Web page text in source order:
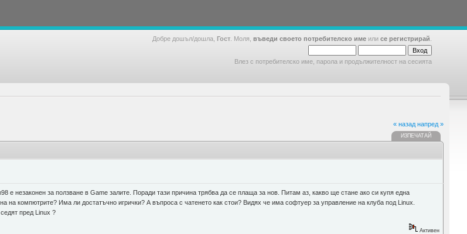
Добре дошъл/дошла, Гост . Моля, въведи своето потребителско име или се регистрирай
Влез с потребителско име, парола и продължителност на сесията
« назад напред »
ИЗПЕЧАТАЙ
e незаконен за ползване в Game залите. Поради тази причина трябва да се плаща за нов. Питам аз, какво ще стане ако си купя една
на компютрите? Има ли достатъчно игрички? А въпроса с чатенето как стои? Видях че има софтуер за управление на клуба под Linux.
пред Linux ?
Активен